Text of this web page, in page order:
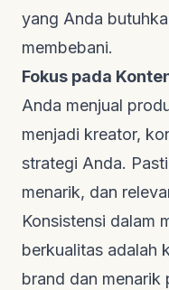
yang Anda
membebani.
Fokus pada
Anda menjual
menjadi kreator,
strategi Anda.
menarik, dan
Konsistensi dalam
berkualitas adalah
brand dan menarik